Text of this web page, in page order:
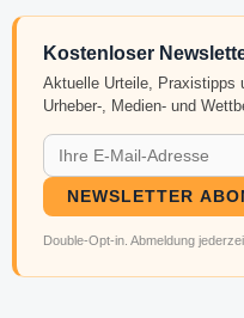
Kostenloser
Aktuelle Urteile, Praxistipps
Urheber-, Medien- und
NEWSLETTER
Double-Opt-in. Abmeldung